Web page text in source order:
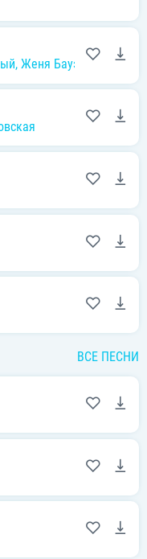
, Женя Бауэр
ВСЕ ПЕСНИ